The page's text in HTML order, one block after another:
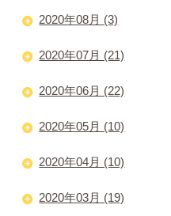
2020年08月 (3)
2020年07月 (21)
2020年06月 (22)
2020年05月 (10)
2020年04月 (10)
2020年03月 (19)